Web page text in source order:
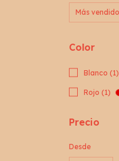
Color
Blanco (1)
Rojo (1)
Precio
Desde